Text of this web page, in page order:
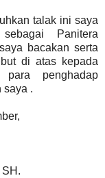
talak ini saya
Panitera
bacakan serta
di atas kepada
penghadap
saya .